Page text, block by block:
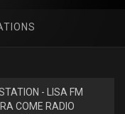
- LISA FM
COME RADIO